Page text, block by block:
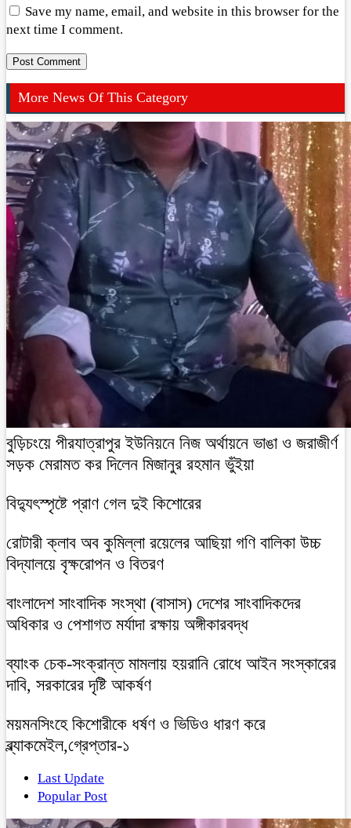
Save my name, email, and website in this browser for the
next time I comment.
More News Of This Category
বুড়িচংয়ে পীরযাত্রাপুর ইউনিয়নে নিজ অর্থায়নে ভাঙা ও জরাজীর্ণ
সড়ক মেরামত কর দিলেন মিজানুর রহমান ভুঁইয়া
বিদ্যুৎস্পৃষ্টে প্রাণ গেল দুই কিশোরের
রোটারী ক্লাব অব কুমিল্লা রয়েলের আছিয়া গণি বালিকা উচ্চ
বিদ্যালয়ে বৃক্ষরোপন ও বিতরণ
বাংলাদেশ সাংবাদিক সংস্থা (বাসাস) দেশের সাংবাদিকদের
অধিকার ও পেশাগত মর্যাদা রক্ষায় অঙ্গীকারবদ্ধ
ব্যাংক চেক-সংক্রান্ত মামলায় হয়রানি রোধে আইন সংস্কারের
দাবি, সরকারের দৃষ্টি আকর্ষণ
ময়মনসিংহে কিশোরীকে ধর্ষণ ও ভিডিও ধারণ করে
ব্ল্যাকমেইল,গ্রেপ্তার-১
Last Update
Popular Post